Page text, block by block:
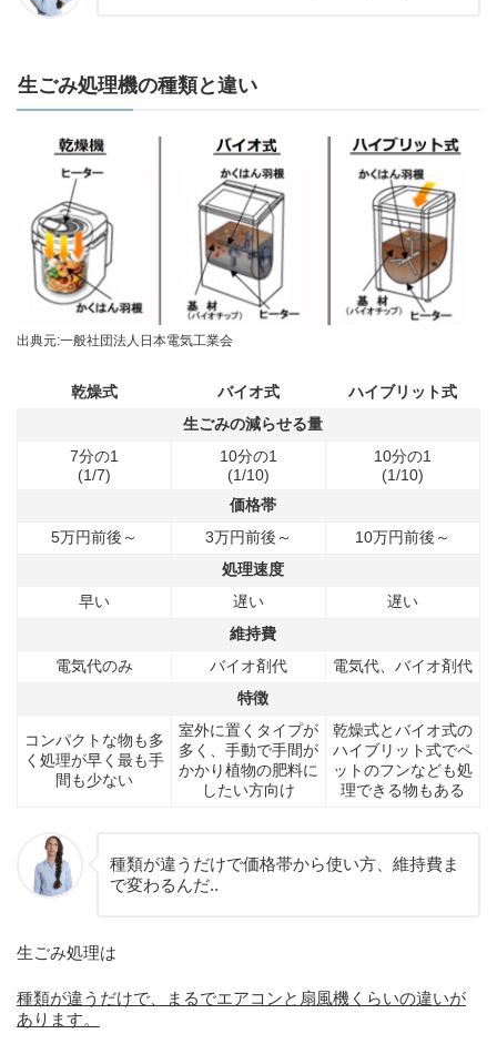
生ごみ処理機の種類と違い
出典元:一般社団法人日本電気工業会
乾燥式 バイオ式
ハイブリット式
生ごみの減らせる量
7分の1
(1/7)
10分の1
(1/10)
10分の1
(1/10)
価格帯
5万円前後～
3万円前後～
10万円前後～
処理速度
早い
遅い
遅い
維持費
電気代のみ
バイオ剤代
電気代、バイオ剤代
特徴
コンパクトな物も多
く処理が早く最も手
間も少ない
室外に置くタイプが
多く、手動で手間が
かかり植物の肥料に
したい方向け
乾燥式とバイオ式の
ハイブリット式でペ
ットのフンなども処
理できる物もある
種類が違うだけで価格帯から使い方、維持費ま
で変わるんだ..
生ごみ処理は
種類が違うだけで、まるでエアコンと扇風機くらいの違いが
あります。